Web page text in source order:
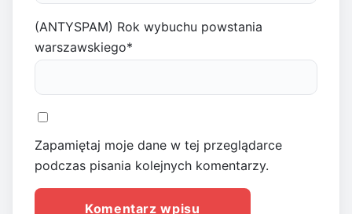
(ANTYSPAM) Rok wybuchu powstania
warszawskiego*
Zapamiętaj moje dane w tej przeglądarce
podczas pisania kolejnych komentarzy.